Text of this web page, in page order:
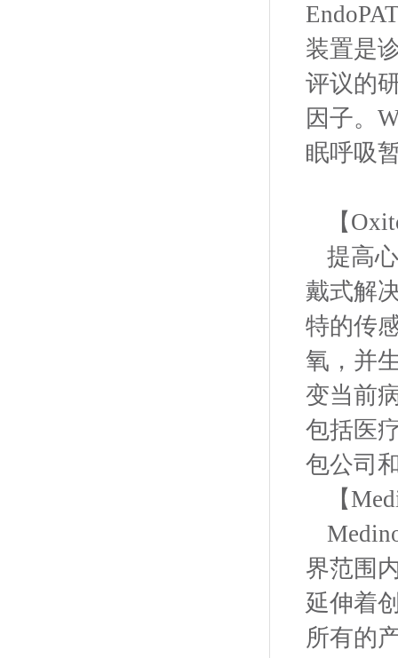
装置是
评议的
因子。
眠呼吸
【
提高
戴式解
特的传
氧，并
变当前
包括医
包公司
【
界范围
延伸着
所有的